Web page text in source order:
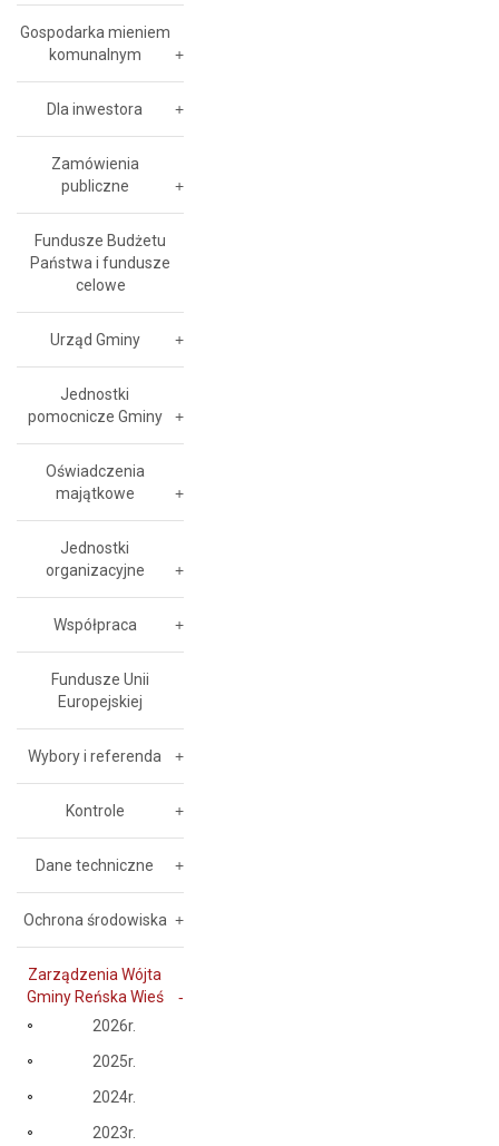
Gospodarka mieniem
komunalnym
Dla inwestora
Zamówienia
publiczne
Fundusze Budżetu
Państwa i fundusze
celowe
Urząd Gminy
Jednostki
pomocnicze Gminy
Oświadczenia
majątkowe
Jednostki
organizacyjne
Współpraca
Fundusze Unii
Europejskiej
Wybory i referenda
Kontrole
Dane techniczne
Ochrona środowiska
Zarządzenia Wójta
Gminy Reńska Wieś
2026r.
2025r.
2024r.
2023r.